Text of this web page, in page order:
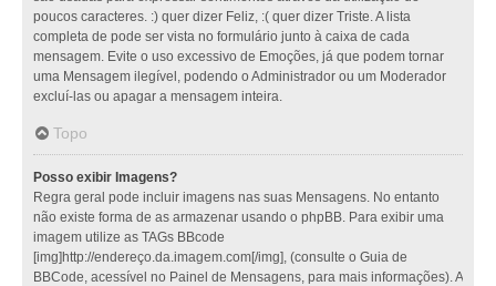
poucos caracteres. :) quer dizer Feliz, :( quer dizer Triste. A lista
completa de pode ser vista no formulário junto à caixa de cada
mensagem. Evite o uso excessivo de Emoções, já que podem tornar
uma Mensagem ilegível, podendo o Administrador ou um Moderador
excluí-las ou apagar a mensagem inteira.
Topo
Posso exibir Imagens?
Regra geral pode incluir imagens nas suas Mensagens. No entanto
não existe forma de as armazenar usando o phpBB. Para exibir uma
imagem utilize as TAGs BBcode
[img]http://endereço.da.imagem.com[/img], (consulte o Guia de
BBCode, acessível no Painel de Mensagens, para mais informações). A